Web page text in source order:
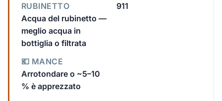
RUBINETTO
Acqua del rubinetto —
meglio acqua in
bottiglia o filtrata
911
💶 MANCE
Arrotondare o ~5–10
% è apprezzato